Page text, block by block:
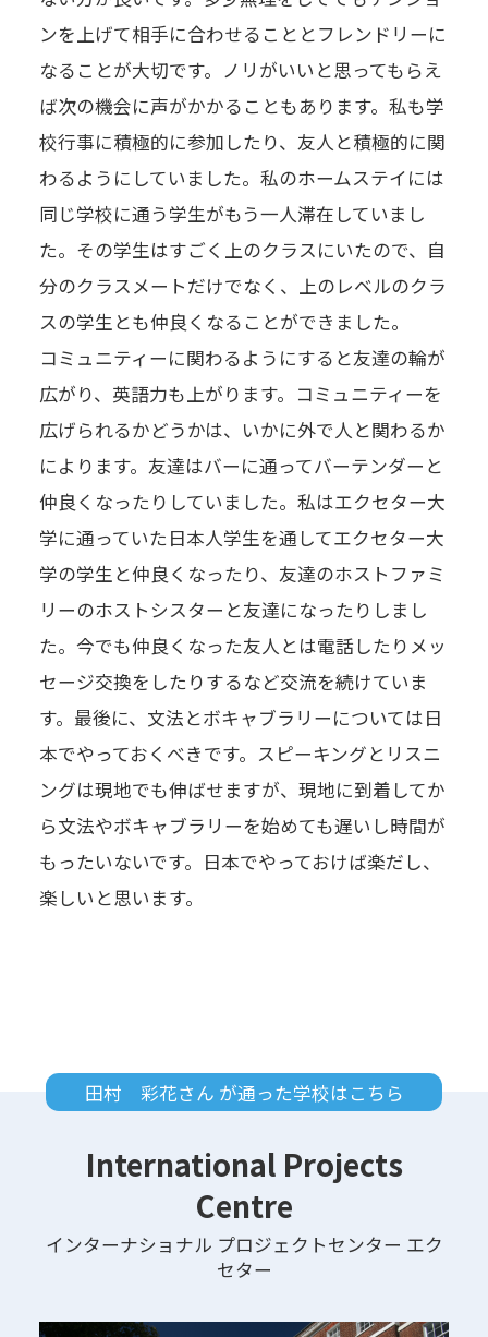
ンを上げて相手に合わせることとフレンドリーに
なることが大切です。ノリがいいと思ってもらえ
ば次の機会に声がかかることもあります。私も学
校行事に積極的に参加したり、友人と積極的に関
わるようにしていました。私のホームステイには
同じ学校に通う学生がもう一人滞在していまし
た。その学生はすごく上のクラスにいたので、自
分のクラスメートだけでなく、上のレベルのクラ
スの学生とも仲良くなることができました。
コミュニティーに関わるようにすると友達の輪が
広がり、英語力も上がります。コミュニティーを
広げられるかどうかは、いかに外で人と関わるか
によります。友達はバーに通ってバーテンダーと
仲良くなったりしていました。私はエクセター大
学に通っていた日本人学生を通してエクセター大
学の学生と仲良くなったり、友達のホストファミ
リーのホストシスターと友達になったりしまし
た。今でも仲良くなった友人とは電話したりメッ
セージ交換をしたりするなど交流を続けていま
す。最後に、文法とボキャブラリーについては日
本でやっておくべきです。スピーキングとリスニ
ングは現地でも伸ばせますが、現地に到着してか
ら文法やボキャブラリーを始めても遅いし時間が
もったいないです。日本でやっておけば楽だし、
楽しいと思います。
田村 彩花さん が通った学校はこちら
International Projects
Centre
インターナショナル プロジェクトセンター エク
セター